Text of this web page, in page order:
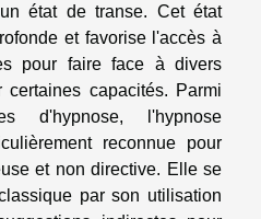
état de transe. Cet état
et favorise l'accès à
pour faire face à divers
certaines capacités. Parmi
d'hypnose, l'hypnose
reconnue pour
et non directive. Elle se
par son utilisation